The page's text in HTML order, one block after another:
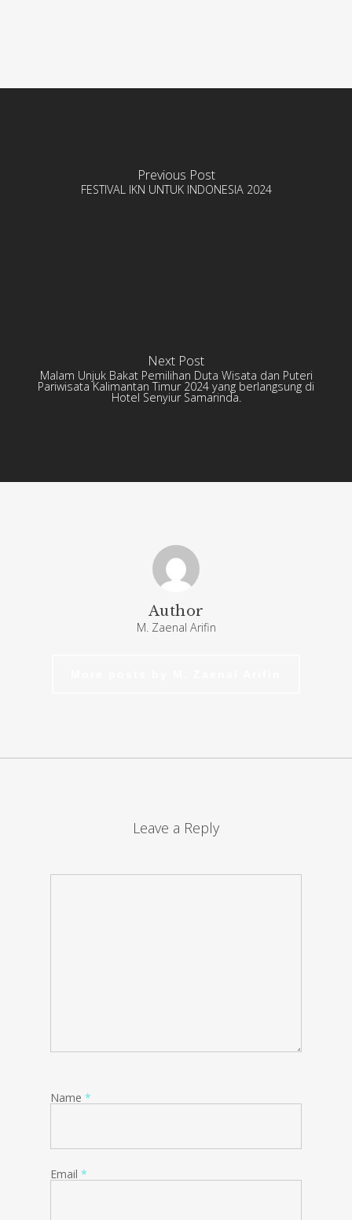
Previous Post
FESTIVAL IKN UNTUK INDONESIA 2024
Next Post
Malam Unjuk Bakat Pemilihan Duta Wisata dan Puteri
Pariwisata Kalimantan Timur 2024 yang berlangsung di
Hotel Senyiur Samarinda.
Author
M. Zaenal Arifin
Leave a Reply
Name *
Email *